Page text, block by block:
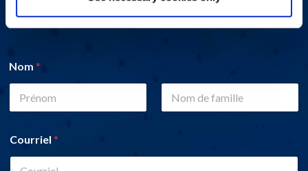
Workplace Options vous contactera.
Nom *
Courriel *